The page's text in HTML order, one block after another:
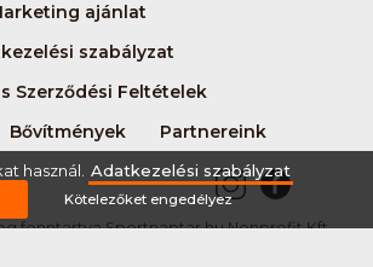
ajánlat
szabályzat
Szerződési Feltételek
Bővítmények Partnereink
fenntartva Sportnaptar.hu Nonprofit Kft.
használ. Adatkezelési szabályzat
Kötelezőket engedélyez